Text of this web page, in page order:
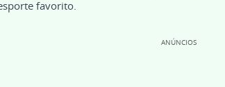
favorito.
ANÚNCIOS